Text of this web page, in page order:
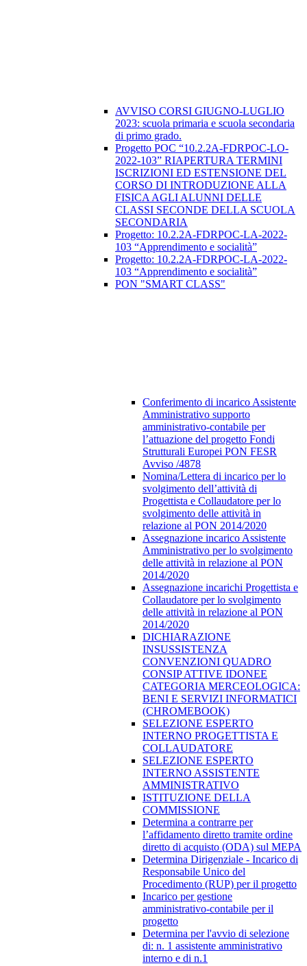
AVVISO CORSI GIUGNO-LUGLIO
2023: scuola primaria e scuola secondaria
di primo grado.
Progetto POC “10.2.2A-FDRPOC-LO-
2022-103” RIAPERTURA TERMINI
ISCRIZIONI ED ESTENSIONE DEL
CORSO DI INTRODUZIONE ALLA
FISICA AGLI ALUNNI DELLE
CLASSI SECONDE DELLA SCUOLA
SECONDARIA
​Progetto: 10.2.2A-FDRPOC-LA-2022-
103 “Apprendimento e socialità”
Progetto: 10.2.2A-FDRPOC-LA-2022-
103 “Apprendimento e socialità”
PON "SMART CLASS"
Conferimento di incarico Assistente
Amministrativo supporto
amministrativo-contabile per
l’attuazione del progetto Fondi
Strutturali Europei PON FESR
Avviso /4878
Nomina/Lettera di incarico per lo
svolgimento dell’attività di
Progettista e Collaudatore per lo
svolgimento delle attività in
relazione al PON 2014/2020
Assegnazione incarico Assistente
Amministrativo per lo svolgimento
delle attività in relazione al PON
2014/2020
Assegnazione incarichi Progettista e
Collaudatore per lo svolgimento
delle attività in relazione al PON
2014/2020
DICHIARAZIONE
INSUSSISTENZA
CONVENZIONI QUADRO
CONSIP ATTIVE IDONEE
CATEGORIA MERCEOLOGICA:
BENI E SERVIZI INFORMATICI
(CHROMEBOOK)
SELEZIONE ESPERTO
INTERNO PROGETTISTA E
COLLAUDATORE
SELEZIONE ESPERTO
INTERNO ASSISTENTE
AMMINISTRATIVO
ISTITUZIONE DELLA
COMMISSIONE
Determina a contrarre per
l’affidamento diretto tramite ordine
diretto di acquisto (ODA) sul MEPA
Determina Dirigenziale - Incarico di
Responsabile Unico del
Procedimento (RUP) per il progetto
Incarico per gestione
amministrativo-contabile per il
progetto
Determina per l'avvio di selezione
di: n. 1 assistente amministrativo
interno e di n.1